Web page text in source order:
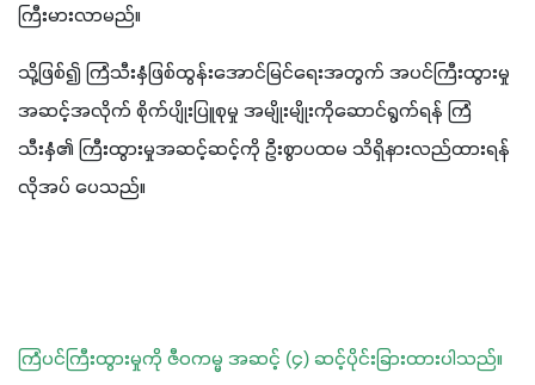
ကြီးမားလာမည်။
သို့ဖြစ်၍ ကြံသီးနှံဖြစ်ထွန်းအောင်မြင်ရေးအတွက် အပင်ကြီးထွားမှု
အဆင့်အလိုက် စိုက်ပျိုးပြူစုမှု အမျိုးမျိုးကိုဆောင်ရွက်ရန် ကြံ
သီးနှံ၏ ကြီးထွားမှုအဆင့်ဆင့်ကို ဦးစွာပထမ သိရှိနားလည်ထားရန်
လိုအပ် ပေသည်။
ကြံပင်ကြီးထွားမှုကို ဇီဝကမ္မ အဆင့် (၄) ဆင့်ပိုင်းခြားထားပါသည်။